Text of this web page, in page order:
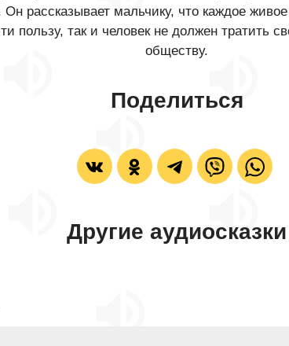
рассказывает мальчику, что каждое
пользу, так и человек не должен тратить
обществу.
Поделиться
Другие аудиосказки